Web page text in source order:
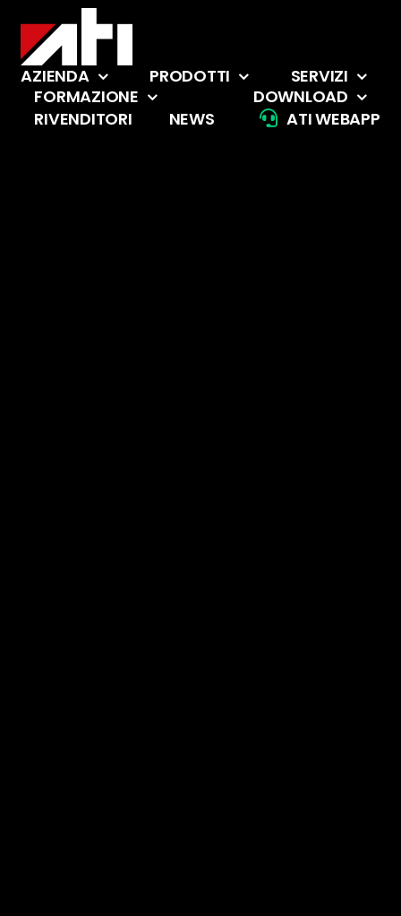
contenuto
AZIENDA PRODOTTI
SERVIZI
FORMAZIONE
DOWNLOAD
RIVENDITORI
NEWS ATI WEBAPP